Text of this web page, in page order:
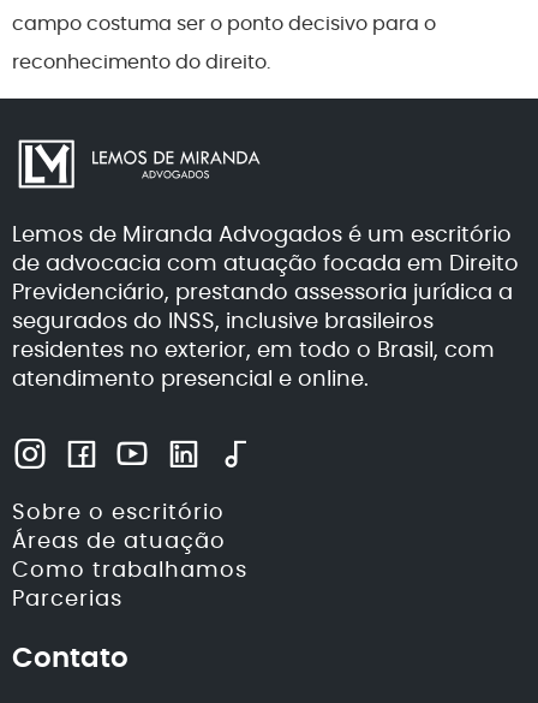
campo costuma ser o ponto decisivo para o
reconhecimento do direito.
Lemos de Miranda Advogados é um escritório
de advocacia com atuação focada em Direito
Previdenciário, prestando assessoria jurídica a
segurados do INSS, inclusive brasileiros
residentes no exterior, em todo o Brasil, com
atendimento presencial e online.
Sobre o escritório
Áreas de atuação
Como trabalhamos
Parcerias
Contato